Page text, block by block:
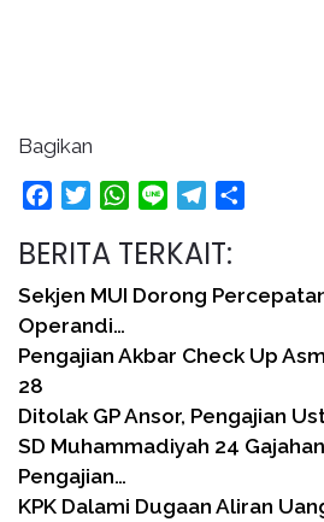
Bagikan
FacebookTwitterWhatsApp
Line Telegram
BERITA TERKAIT:
Sekjen MUI Dorong
Operandi…
Pengajian Akbar Check Up
28
Ditolak GP Ansor, Pengajian
SD Muhammadiyah 24
Pengajian…
KPK Dalami Dugaan Aliran